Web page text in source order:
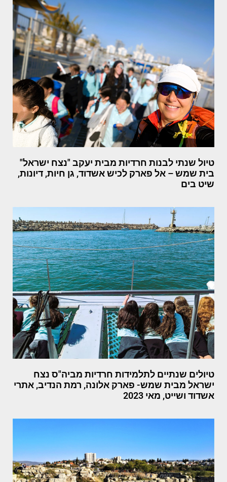
טיול שנתי לבנות חרדיות מבית יעקב "נצח ישראל"
בית שמש – אל פארק לכיש אשדוד, גן חיות, דיונות,
שיט בים
טיולים שנתיים לתלמידות חרדיות מביה"ס נצח
ישראל מבית שמש- פארק אלונה, רמת הנדיב, אתרי
אשדוד ושייט, מאי 2023